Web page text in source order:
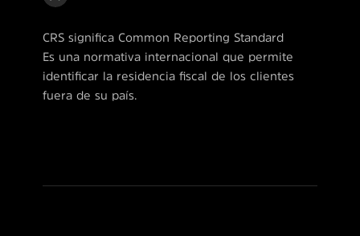
CRS significa Common Reporting Standard
Es una normativa internacional que permite
identificar la residencia fiscal de los clientes
fuera de su país.